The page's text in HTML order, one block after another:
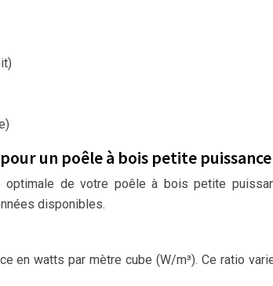
un poêle à bois petite puissance
de votre poêle à bois petite
disponibles.
en watts par mètre cube (W/m³). Ce ratio